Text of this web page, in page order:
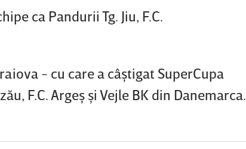
ca Pandurii Tg. Jiu, F.C.
- cu care a câştigat SuperCupa
F.C. Argeş şi Vejle BK din Danemarca.